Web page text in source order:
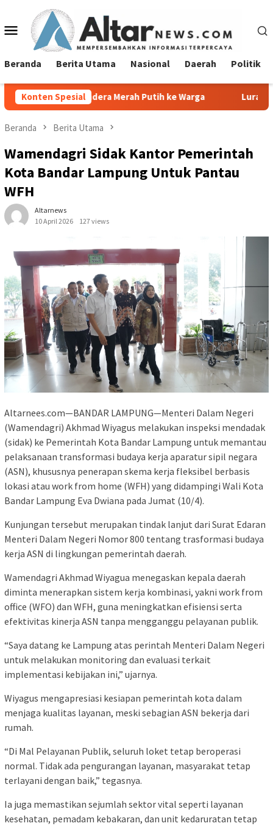
konten Menu
Mobile
Beranda Berita Utama Nasional Daerah Politik
Konten Spesial
Merah Putih ke Warga Lurah Tanjung Agung Raya
Beranda Berita Utama
Wamendagri Sidak Kantor Pemerintah
Kota Bandar Lampung Untuk Pantau
WFH
Altarnews
10 April 2026
127 views
Altarnees.com—BANDAR LAMPUNG—Menteri Dalam Negeri
(Wamendagri) Akhmad Wiyagus melakukan inspeksi mendadak
(sidak) ke Pemerintah Kota Bandar Lampung untuk memantau
pelaksanaan transformasi budaya kerja aparatur sipil negara
(ASN), khususnya penerapan skema kerja fleksibel berbasis
lokasi atau work from home (WFH) yang didampingi Wali Kota
Bandar Lampung Eva Dwiana pada Jumat (10/4).
Kunjungan tersebut merupakan tindak lanjut dari Surat Edaran
Menteri Dalam Negeri Nomor 800 tentang trasformasi budaya
kerja ASN di lingkungan pemerintah daerah.
Wamendagri Akhmad Wiyagua menegaskan kepala daerah
diminta menerapkan sistem kerja kombinasi, yakni work from
office (WFO) dan WFH, guna meningkatkan efisiensi serta
efektivitas kinerja ASN tanpa mengganggu pelayanan publik.
“Saya datang ke Lampung atas perintah Menteri Dalam Negeri
untuk melakukan monitoring dan evaluasi terkait
implementasi kebijakan ini,” ujarnya.
Wiyagus mengapresiasi kesiapan pemerintah kota dalam
menjaga kualitas layanan, meski sebagian ASN bekerja dari
rumah.
“Di Mal Pelayanan Publik, seluruh loket tetap beroperasi
normal. Tidak ada pengurangan layanan, masyarakat tetap
terlayani dengan baik,” tegasnya.
Ia juga memastikan sejumlah sektor vital seperti layanan
kesehatan, pemadam kebakaran, dan unit kedaruratan tetap